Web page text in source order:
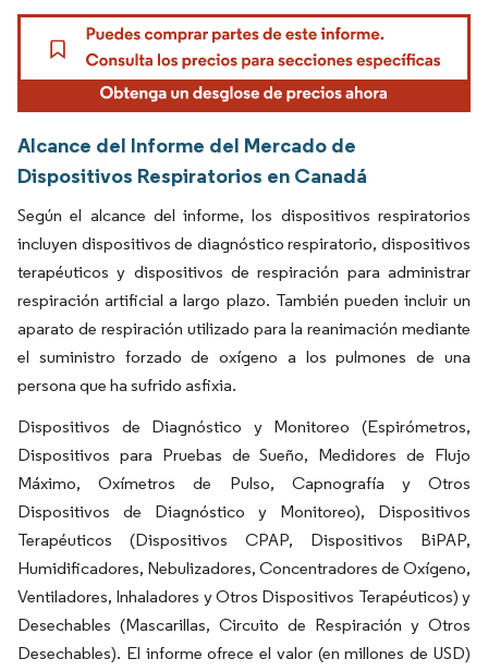
Alcance del Informe del Mercado de
Dispositivos Respiratorios en Canadá
Según el alcance del informe, los dispositivos respiratorios
incluyen dispositivos de diagnóstico respiratorio, dispositivos
terapéuticos y dispositivos de respiración para administrar
respiración artificial a largo plazo. También pueden incluir un
aparato de respiración utilizado para la reanimación mediante
el suministro forzado de oxígeno a los pulmones de una
persona que ha sufrido asfixia.
Dispositivos de Diagnóstico y Monitoreo (Espirómetros,
Dispositivos para Pruebas de Sueño, Medidores de Flujo
Máximo, Oxímetros de Pulso, Capnografía y Otros
Dispositivos de Diagnóstico y Monitoreo), Dispositivos
Terapéuticos (Dispositivos CPAP, Dispositivos BiPAP,
Humidificadores, Nebulizadores, Concentradores de Oxígeno,
Ventiladores, Inhaladores y Otros Dispositivos Terapéuticos) y
Desechables (Mascarillas, Circuito de Respiración y Otros
Desechables). El informe ofrece el valor (en millones de USD)